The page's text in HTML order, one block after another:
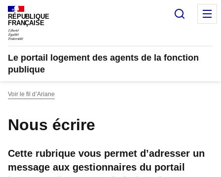
RÉPUBLIQUE
FRANÇAISE
Le portail logement des agents de la fonction
publique
Voir le fil d’Ariane
Nous écrire
Cette rubrique vous permet d’adresser un
message aux gestionnaires du portail